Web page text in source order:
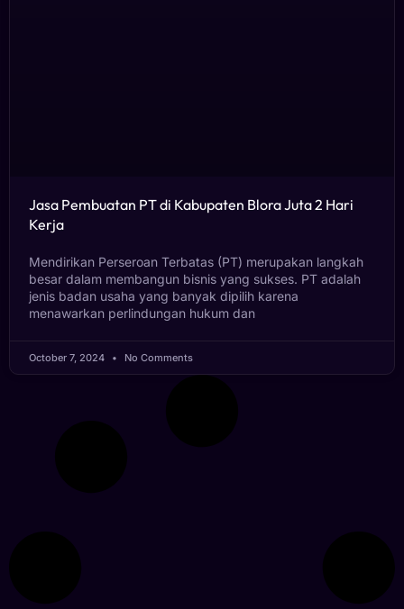
Jasa Pembuatan PT di Kabupaten Blora Juta 2 Hari
Kerja
Mendirikan Perseroan Terbatas (PT) merupakan langkah
besar dalam membangun bisnis yang sukses. PT adalah
jenis badan usaha yang banyak dipilih karena
menawarkan perlindungan hukum dan
October 7, 2024 No Comments